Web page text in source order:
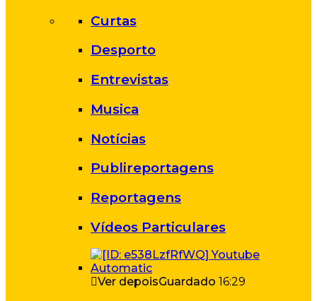
Curtas
Desporto
Entrevistas
Musica
Notícias
Publireportagens
Reportagens
Vídeos Particulares
Ver depoisGuardado 16:29